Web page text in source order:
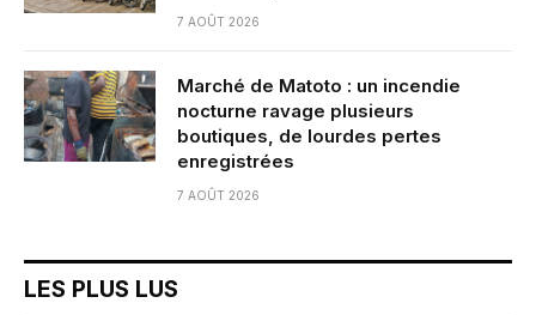
7 AOÛT 2026
Marché de Matoto : un incendie
nocturne ravage plusieurs
boutiques, de lourdes pertes
enregistrées
7 AOÛT 2026
LES PLUS LUS